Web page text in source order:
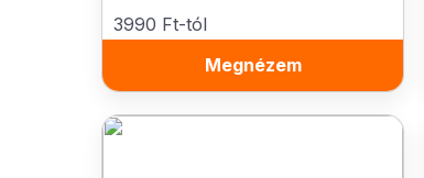
3990 Ft-tól
Megnézem